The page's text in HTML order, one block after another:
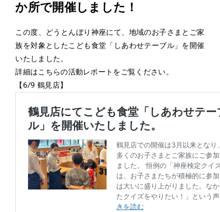
か所で開催しました！
この度、どうとんぼり神座にて、地域のお子さまとご家
族を対象としたこども食堂「しあわせテーブル」を開催
いたしました。
詳細はこちらの活動レポートをご覧ください。
【6/9 鶴見店】